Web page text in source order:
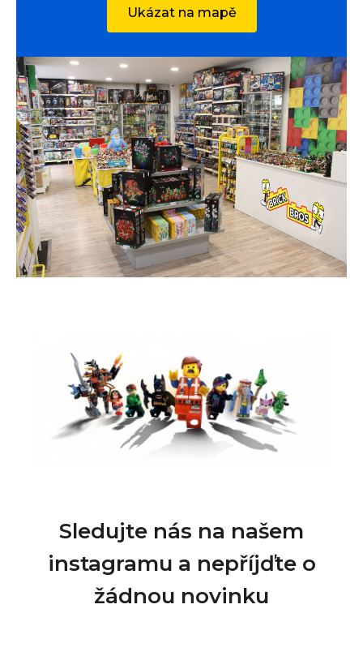
Ukázat na mapě
Sledujte nás na našem
instagramu a nepříjďte o
žádnou novinku